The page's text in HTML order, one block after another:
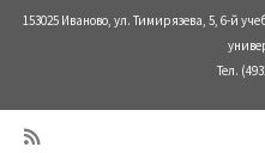
153025 Иваново, ул. Тимирязева, 5, 6-й
Тел.